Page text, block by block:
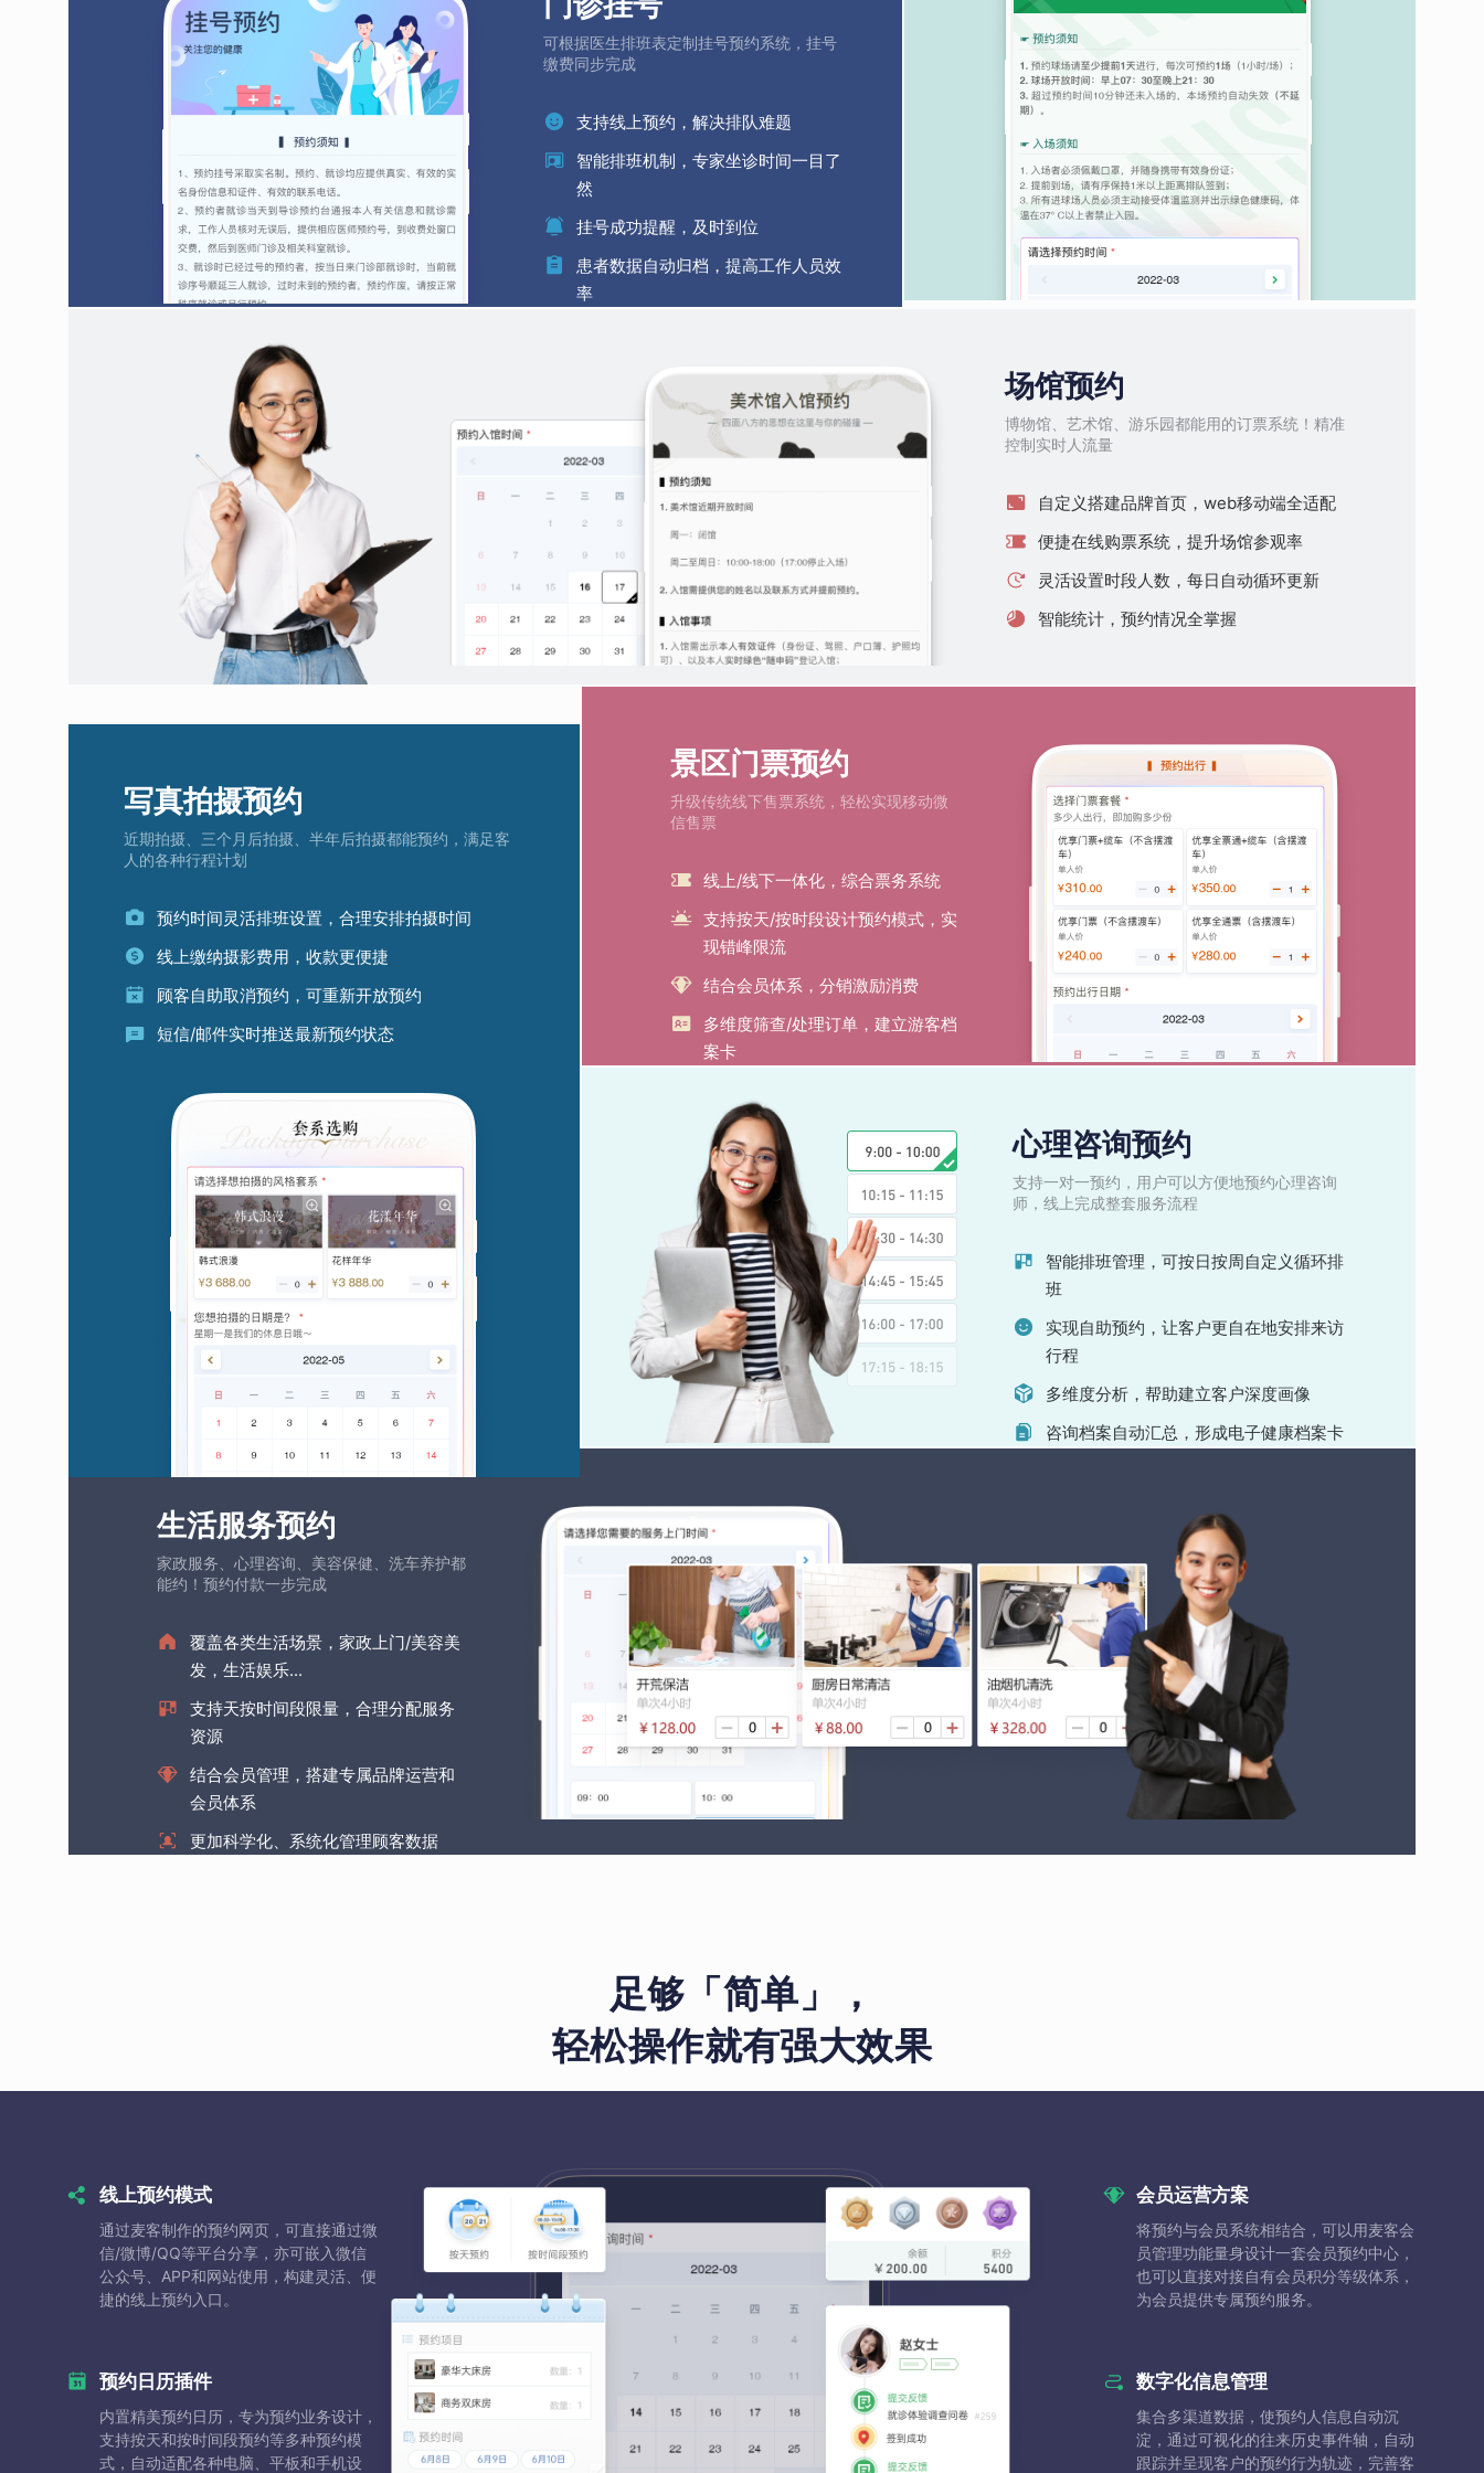
可根据医生排班表定制挂号预约系统，挂号
缴费同步完成
支持线上预约，解决排队难题
智能排班机制，专家坐诊时间一目了
然
挂号成功提醒，及时到位
患者数据自动归档，提高工作人员效
率
场馆预约
博物馆、艺术馆、游乐园都能用的订票系统！精准
控制实时人流量
自定义搭建品牌首页，web移动端全适配
便捷在线购票系统，提升场馆参观率
灵活设置时段人数，每日自动循环更新
智能统计，预约情况全掌握
写真拍摄预约
近期拍摄、三个月后拍摄、半年后拍摄都能预约，满足客
人的各种行程计划
预约时间灵活排班设置，合理安排拍摄时间
线上缴纳摄影费用，收款更便捷
顾客自助取消预约，可重新开放预约
短信/邮件实时推送最新预约状态
景区门票预约
升级传统线下售票系统，轻松实现移动微
信售票
线上/线下一体化，综合票务系统
支持按天/按时段设计预约模式，实
现错峰限流
结合会员体系，分销激励消费
多维度筛查/处理订单，建立游客档
案卡
心理咨询预约
支持一对一预约，用户可以方便地预约心理咨询
师，线上完成整套服务流程
智能排班管理，可按日按周自定义循环排
班
实现自助预约，让客户更自在地安排来访
行程
多维度分析，帮助建立客户深度画像
咨询档案自动汇总，形成电子健康档案卡
生活服务预约
家政服务、心理咨询、美容保健、洗车养护都
能约！预约付款一步完成
覆盖各类生活场景，家政上门/美容美
发，生活娱乐...
支持天按时间段限量，合理分配服务
资源
结合会员管理，搭建专属品牌运营和
会员体系
更加科学化、系统化管理顾客数据
足够「简单」，
轻松操作就有强大效果
线上预约模式
通过麦客制作的预约网页，可直接通过微
信/微博/QQ等平台分享，亦可嵌入微信
公众号、APP和网站使用，构建灵活、便
捷的线上预约入口。
会员运营方案
将预约与会员系统相结合，可以用麦客会
员管理功能量身设计一套会员预约中心，
也可以直接对接自有会员积分等级体系，
为会员提供专属预约服务。
预约日历插件
内置精美预约日历，专为预约业务设计，
支持按天和按时间段预约等多种预约模
式，自动适配各种电脑、平板和手机设
数字化信息管理
集合多渠道数据，使预约人信息自动沉
淀，通过可视化的往来历史事件轴，自动
跟踪并呈现客户的预约行为轨迹，完善客